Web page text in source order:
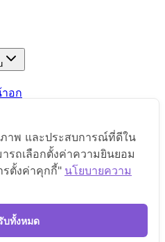
อก
ปีกจมูก
องคลอด (รีแพร์)
ภาพ และประสบการณ์ที่ดีใน
รถเลือกตั้งค่าความยินยอม
รตั้งค่าคุกกี้" นโยบายความ
บทั้งหมด